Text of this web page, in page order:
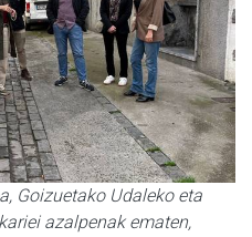
Goizuetako Udaleko eta
azalpenak ematen,